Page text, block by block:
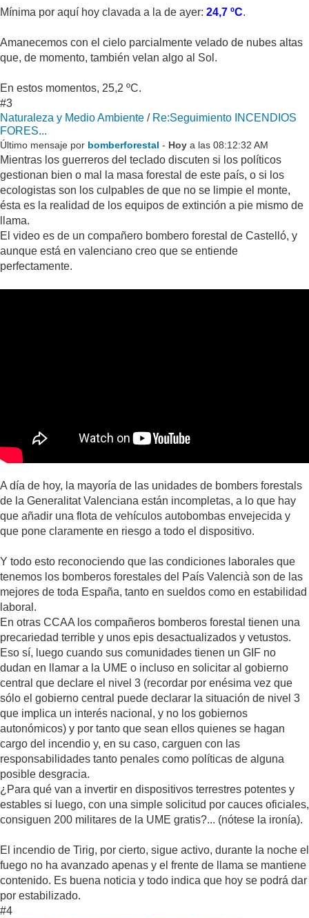
Mínima por aquí hoy clavada a la de ayer: 24,7 ºC.
Amanecemos con el cielo parcialmente velado de nubes altas
que, de momento, también velan algo al Sol.
En estos momentos, 25,2 ºC.
#3
Naturaleza y Medio Ambiente / Re:Seguimiento INCENDIOS
FORES...
Último mensaje por bomberforestal - Hoy a las 08:12:32 AM
Mientras los guerreros del teclado discuten si los políticos
gestionan bien o mal la masa forestal de este país, o si los
ecologistas son los culpables de que no se limpie el monte,
ésta es la realidad de los equipos de extinción a pie mismo de
llama.
El video es de un compañero bombero forestal de Castelló, y
aunque está en valenciano creo que se entiende
perfectamente.
A día de hoy, la mayoría de las unidades de bombers forestals
de la Generalitat Valenciana están incompletas, a lo que hay
que añadir una flota de vehículos autobombas envejecida y
que pone claramente en riesgo a todo el dispositivo.
Y todo esto reconociendo que las condiciones laborales que
tenemos los bomberos forestales del País Valencià son de las
mejores de toda España, tanto en sueldos como en estabilidad
laboral.
En otras CCAA los compañeros bomberos forestal tienen una
precariedad terrible y unos epis desactualizados y vetustos.
Eso sí, luego cuando sus comunidades tienen un GIF no
dudan en llamar a la UME o incluso en solicitar al gobierno
central que declare el nivel 3 (recordar por enésima vez que
sólo el gobierno central puede declarar la situación de nivel 3
que implica un interés nacional, y no los gobiernos
autonómicos) y por tanto que sean ellos quienes se hagan
cargo del incendio y, en su caso, carguen con las
responsabilidades tanto penales como políticas de alguna
posible desgracia.
¿Para qué van a invertir en dispositivos terrestres potentes y
estables si luego, con una simple solicitud por cauces oficiales,
consiguen 200 militares de la UME gratis?... (nótese la ironía).
El incendio de Tirig, por cierto, sigue activo, durante la noche el
fuego no ha avanzado apenas y el frente de llama se mantiene
contenido. Es buena noticia y todo indica que hoy se podrá dar
por estabilizado.
#4